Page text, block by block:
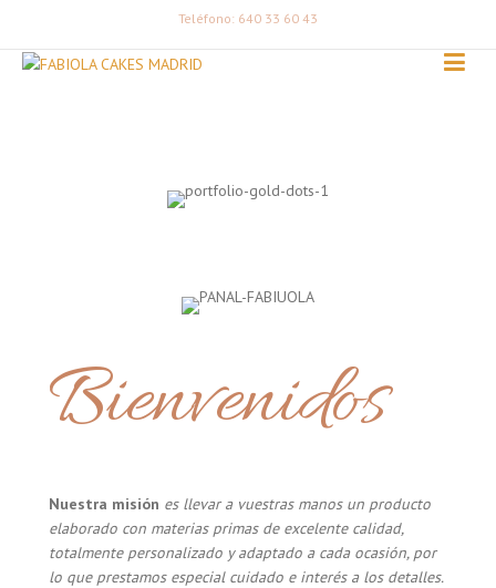
Teléfono: 640 33 60 43
Bienvenidos
Nuestra misión es llevar a vuestras manos un producto
elaborado con materias primas de excelente calidad,
totalmente personalizado y adaptado a cada ocasión, por
lo que prestamos especial cuidado e interés a los detalles.